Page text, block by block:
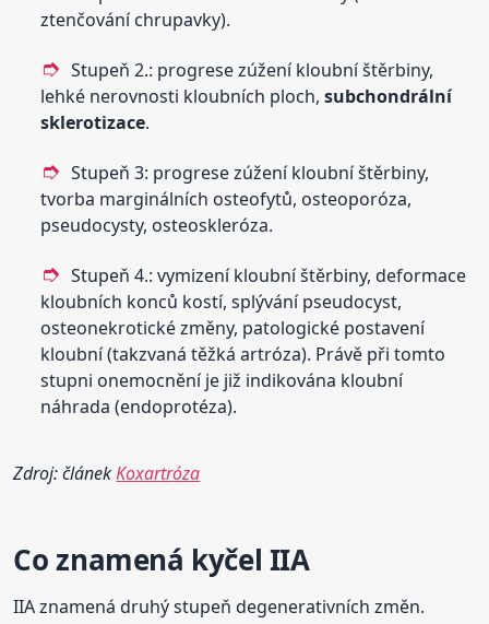
ztenčování chrupavky).
Stupeň 2.: progrese zúžení kloubní štěrbiny,
lehké nerovnosti kloubních ploch,subchondrální
sklerotizace.
Stupeň 3: progrese zúžení kloubní štěrbiny,
tvorba marginálních osteofytů, osteoporóza,
pseudocysty, osteoskleróza.
Stupeň 4.: vymizení kloubní štěrbiny, deformace
kloubních konců kostí, splývání pseudocyst,
osteonekrotické změny, patologické postavení
kloubní (takzvaná těžká artróza). Právě při tomto
stupni onemocnění je již indikována kloubní
náhrada (endoprotéza).
Zdroj: článekKoxartróza
Co znamená kyčel IIA
IIA znamená druhý stupeň degenerativních změn.